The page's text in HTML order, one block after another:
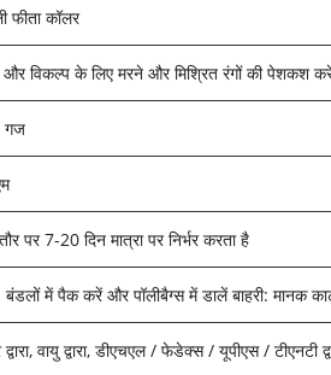
फीता कॉलर
विकल्प के लिए मरने और मिश्रित रंगों की पेशकश
गज
पर 7-20 दिन मात्रा पर निर्भर करता है
बंडलों में पैक करें और पॉलीबैग्स में डालें बाहरी: मानक
द्वारा, वायु द्वारा, डीएचएल / फेडेक्स / यूपीएस / टीएनटी